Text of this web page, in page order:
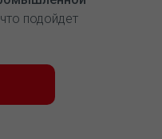
подойдет